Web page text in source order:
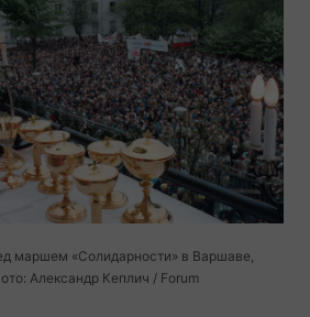
маршем «Солидарности» в Варшаве,
Александр Кеплич / Forum